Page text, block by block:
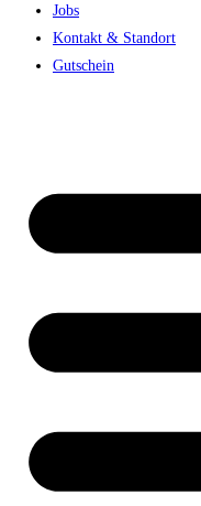
Jobs
Kontakt & Standort
Gutschein